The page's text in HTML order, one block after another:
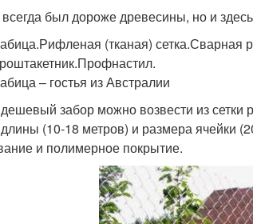
был дороже древесины, но и
(тканая) сетка.Сварная
– гостья из Австралии
забор можно возвести из сетки
(10-18 метров) и размера ячейки
и полимерное покрытие.